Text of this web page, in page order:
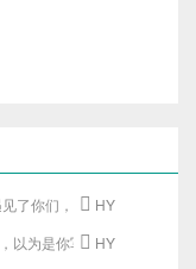
了你们， 才给了我这段最好
 HY
以为是你写下的旧梦。
 HY